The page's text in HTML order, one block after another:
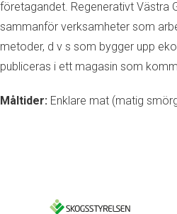
företagandet. Regenerativt Västra
sammanför verksamheter som
metoder, d v s som bygger upp
publiceras i ett magasin som
Måltider: Enklare mat (matig